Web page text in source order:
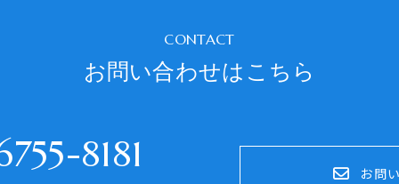
CONTACT
お問い合わせはこちら
8181 お問